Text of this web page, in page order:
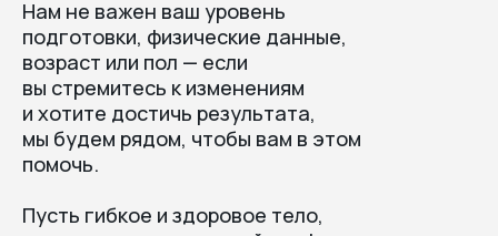
Нам не важен ваш уровень
подготовки, физические данные,
возраст или пол — если
вы стремитесь к изменениям
и хотите достичь результата,
мы будем рядом, чтобы вам в этом
помочь.
Пусть гибкое и здоровое тело,